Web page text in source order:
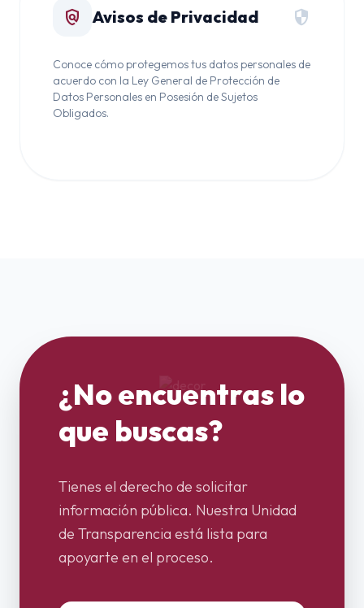
policy Avisos de Privacidad security
Conoce cómo protegemos tus datos personales de
acuerdo con la Ley General de Protección de
Datos Personales en Posesión de Sujetos
Obligados.
¿No encuentras lo
que buscas?
Tienes el derecho de solicitar
información pública. Nuestra Unidad
de Transparencia está lista para
apoyarte en el proceso.